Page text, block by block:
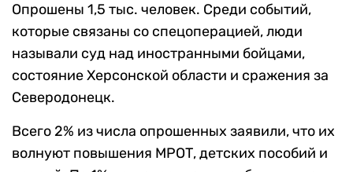
Опрошены 1,5 тыс. человек. Среди событий,
которые связаны со спецоперацией, люди
называли суд над иностранными бойцами,
состояние Херсонской области и сражения за
Северодонецк.
Всего 2% из числа опрошенных заявили, что их
волнуют повышения МРОТ, детских пособий и